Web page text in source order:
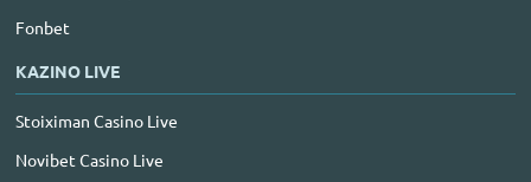
Fonbet
ΚΑΖΙΝΟ LIVE
Stoiximan Casino Live
Novibet Casino Live